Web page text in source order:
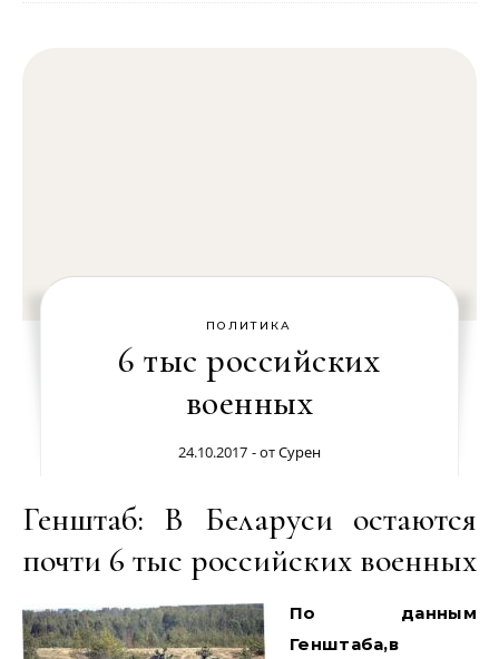
ПОЛИТИКА
6 тыс российских
военных
24.10.2017 - отСурен
Генштаб: В Беларуси остаются
почти 6 тыс российских военных
По данным
Генштаба,в